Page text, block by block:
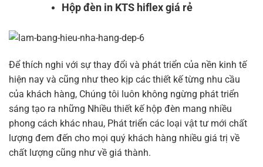
Hộp đèn in KTS hiflex giá rẻ
Để thích nghi với sự thay đổi và phát triển của nền kinh tế
hiện nay và cũng như theo kịp các thiết kế từng nhu cầu
của khách hàng, Chúng tôi luôn không ngừng phát triển
sáng tạo ra những Nhiều thiết kế hộp đèn mang nhiều
phong cách khác nhau, Phát triển các loại vật tư mới chất
lượng đem đến cho mọi quý khách hàng nhiều giá trị về
chất lượng cũng như về giá thành.